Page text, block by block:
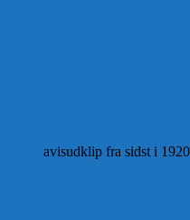
avisudklip fra sidst i